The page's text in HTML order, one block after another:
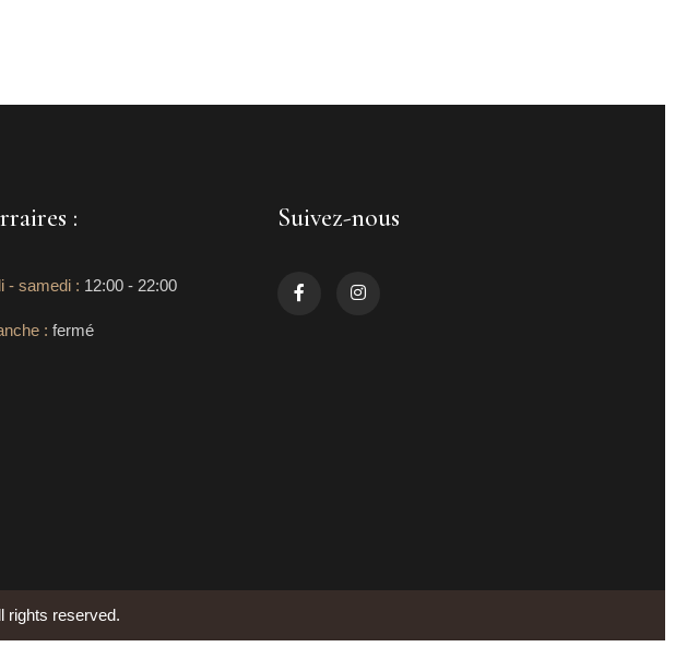
:
- samedi : 12:00 - 22:00
: fermé
Suivez-nous
rights reserved.